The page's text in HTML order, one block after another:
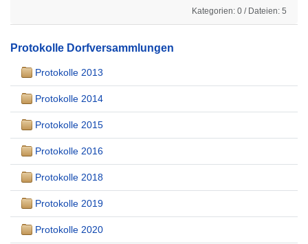
Kategorien: 0 / Dateien: 5
Protokolle Dorfversammlungen
Protokolle 2013
Protokolle 2014
Protokolle 2015
Protokolle 2016
Protokolle 2018
Protokolle 2019
Protokolle 2020